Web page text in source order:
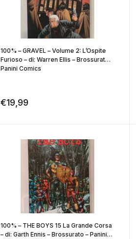
100% – GRAVEL – Volume 2: L’Ospite
Furioso – di: Warren Ellis – Brossurato –
Panini Comics
€19,99
100% – THE BOYS 15 La Grande Corsa
– di: Garth Ennis – Brossurato – Panini